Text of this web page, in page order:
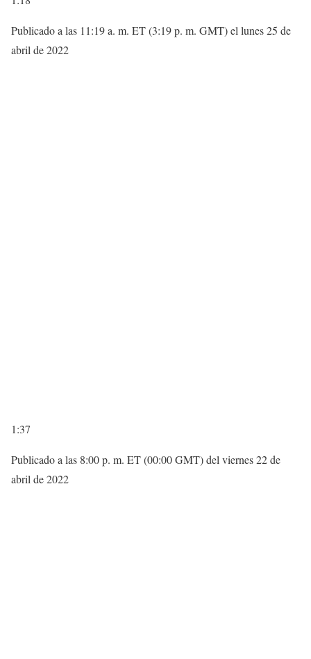
Publicado a las 11:19 a. m. ET (3:19 p. m. GMT) el lunes 25 de
abril de 2022
1:37
Publicado a las 8:00 p. m. ET (00:00 GMT) del viernes 22 de
abril de 2022